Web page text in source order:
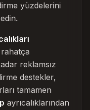
yüzdelerini
reklamsız
destekler,
tamamen
ayrıcalıklarından